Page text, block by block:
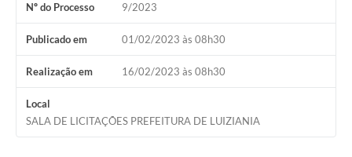
Nº do Processo 9/2023
Publicado em 01/02/2023 às 08h30
Realização em 16/02/2023 às 08h30
Local
SALA DE LICITAÇÕES PREFEITURA DE LUIZIANIA